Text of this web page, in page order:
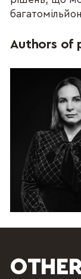
Authors of